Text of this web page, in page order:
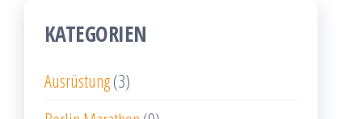
KATEGORIEN
Ausrüstung(3)